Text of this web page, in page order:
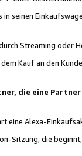
seinen
Streaming oder
Kauf an den
die eine
Alexa-
Sitzung, die